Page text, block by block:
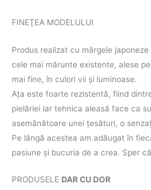
FINEŢEA MODELULUI
Produs realizat cu mărgele
cele mai mărunte existente, alese
mai fine, în culori vii şi luminoase.
Aţa este foarte rezistentă, fiind
pielăriei iar tehnica aleasă face ca
asemănătoare unei ţesături, o
Pe lângă acestea am adăugat în
pasiune şi bucuria de a crea. Sper
PRODUSELE DAR CU DOR